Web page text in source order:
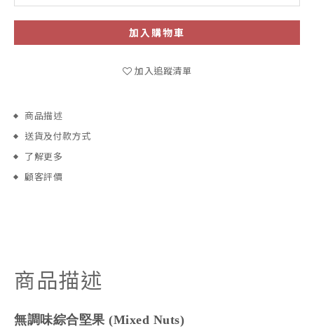
加入購物車
加入追蹤清單
商品描述
送貨及付款方式
了解更多
顧客評價
商品描述
無調味綜合堅果 (Mixed Nuts)